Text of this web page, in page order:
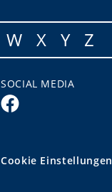
W X Y Z
SOCIAL MEDIA
Cookie Einstellungen